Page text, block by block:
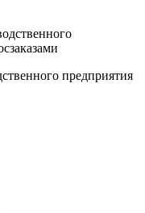
предприятия